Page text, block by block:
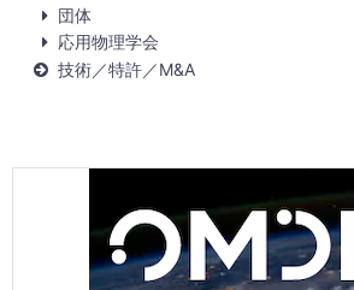
団体
応用物理学会
技術／特許／M&A